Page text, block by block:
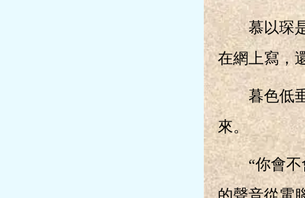
慕以琛是
在網上寫，
暮色低垂，
來。
“你會不會